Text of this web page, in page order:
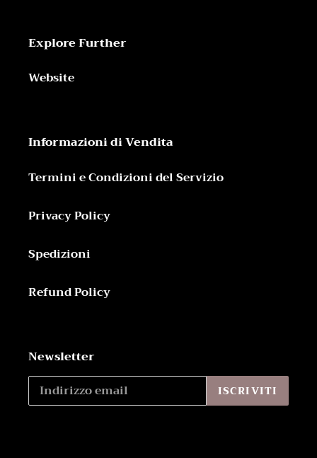
Explore Further
Website
Informazioni di Vendita
Termini e Condizioni del Servizio
Privacy Policy
Spedizioni
Refund Policy
Newsletter
ISCRIVITI